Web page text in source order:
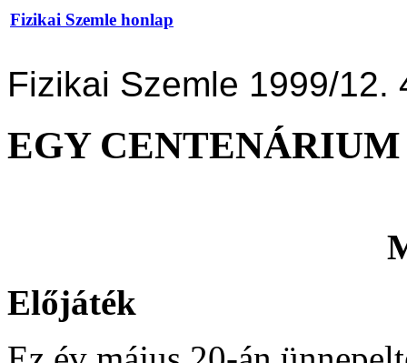
Fizikai Szemle honlap
Fizikai Szemle 1999/12.
EGY
Előjáték